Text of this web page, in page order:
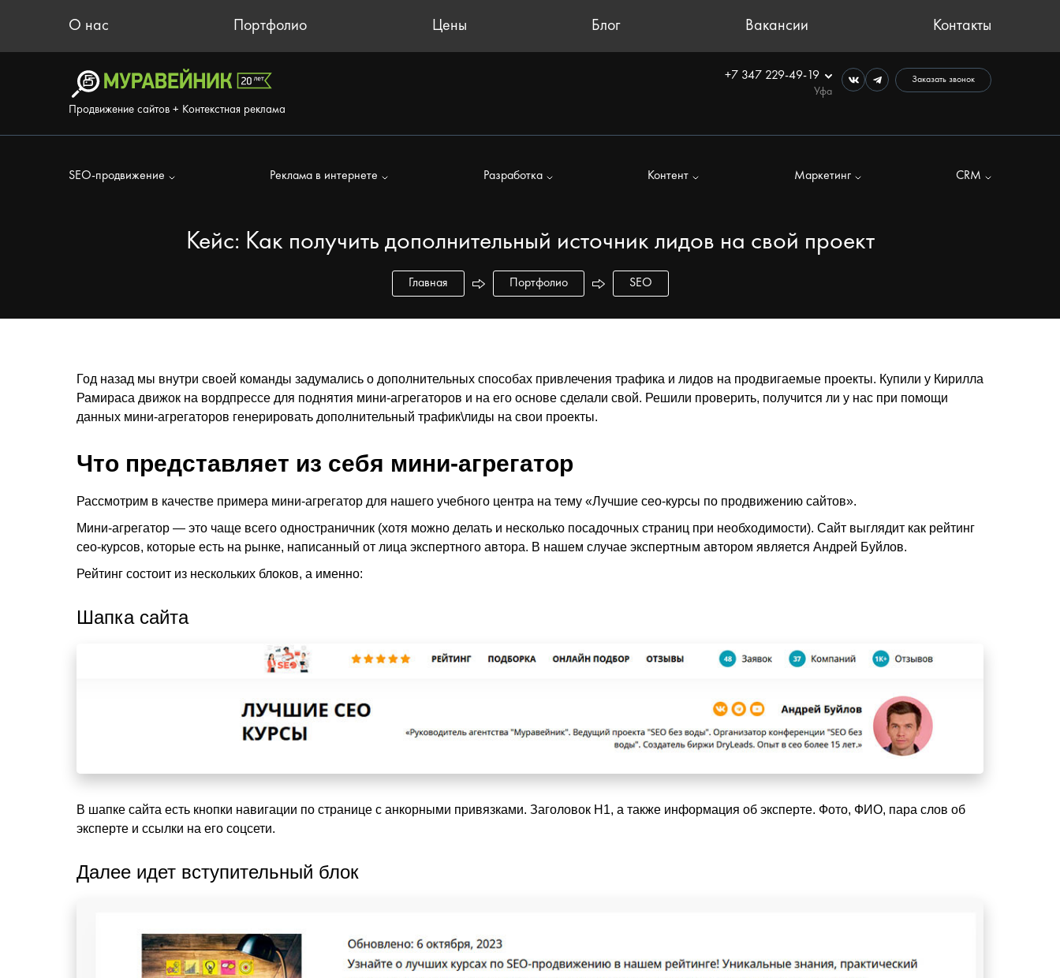
О нас Портфолио Цены Блог Вакансии Контакты
Продвижение сайтов + Контекстная реклама
+7 347 229-49-19
Уфа
Заказать звонок
SEO-продвижение Реклама в интернете Разработка Контент Маркетинг CRM
Кейс: Как получить дополнительный источник лидов на свой проект
Главная Портфолио SEO
Год назад мы внутри своей команды задумались о дополнительных способах привлечения трафика и лидов на продвигаемые проекты. Купили у Кирилла
Рамираса движок на вордпрессе для поднятия мини-агрегаторов и на его основе сделали свой. Решили проверить, получится ли у нас при помощи
данных мини-агрегаторов генерировать дополнительный трафик\лиды на свои проекты.
Что представляет из себя мини-агрегатор
Рассмотрим в качестве примера мини-агрегатор для нашего учебного центра на тему «Лучшие сео-курсы по продвижению сайтов».
Мини-агрегатор — это чаще всего одностраничник (хотя можно делать и несколько посадочных страниц при необходимости). Сайт выглядит как рейтинг
сео-курсов, которые есть на рынке, написанный от лица экспертного автора. В нашем случае экспертным автором является Андрей Буйлов.
Рейтинг состоит из нескольких блоков, а именно:
Шапка сайта
В шапке сайта есть кнопки навигации по странице с анкорными привязками. Заголовок H1, а также информация об эксперте. Фото, ФИО, пара слов об
эксперте и ссылки на его соцсети.
Далее идет вступительный блок